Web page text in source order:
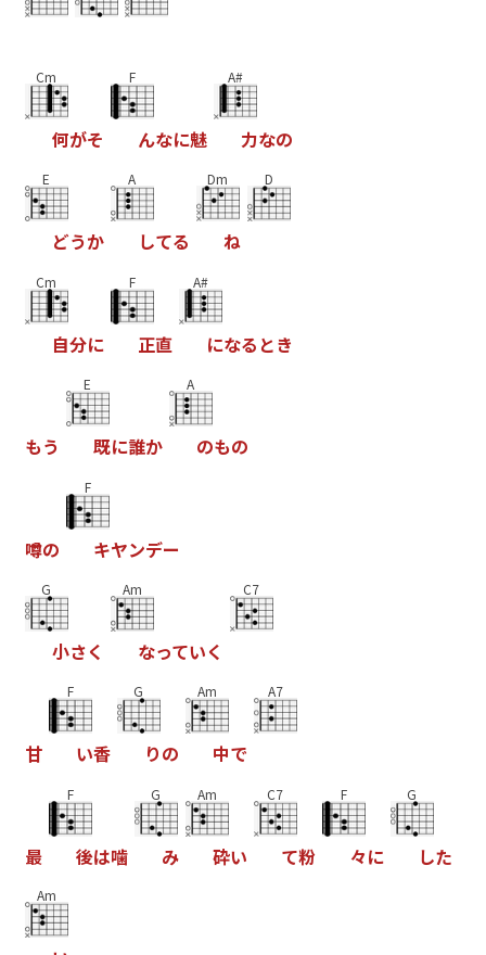
Cm
何がそ
F
んなに魅
A#
力なの
E
どうか
A
してる
Dm
ね
D
Cm
自分に
F
正直
A#
になる とき
もう
E
既に誰か
A
のもの
噂の
F
キヤンデー
G
小さく
Am
なっていく
C7
甘
F
い香
G
りの
Am
中で
A7
最
F
後は噛
G
み
Am
砕い
C7
て粉
F
々に
G
した
Am